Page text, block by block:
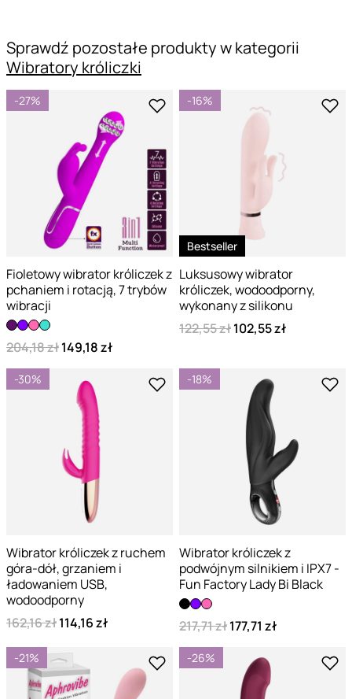
Sprawdź pozostałe produkty w kategorii
Wibratory króliczki
-27%
Fioletowy wibrator króliczek z
pchaniem i rotacją, 7 trybów
wibracji
204,18 zł149,18 zł
-16%
Bestseller
Luksusowy wibrator
króliczek, wodoodporny,
wykonany z silikonu
122,55 zł102,55 zł
-30%
Wibrator króliczek z ruchem
góra-dół, grzaniem i
ładowaniem USB,
wodoodporny
162,16 zł114,16 zł
-18%
Wibrator króliczek z
podwójnym silnikiem i IPX7 -
Fun Factory Lady Bi Black
217,71 zł177,71 zł
-21% -26%